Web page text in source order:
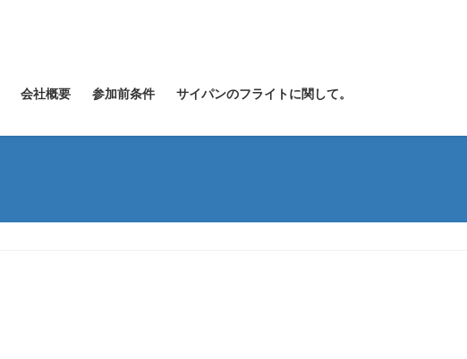
会社概要 参加前条件 サイパンのフライトに関して。